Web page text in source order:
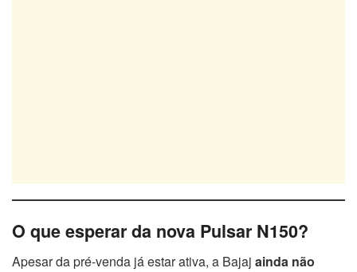
O que esperar da nova Pulsar N150?
Apesar da pré-venda já estar ativa, a Bajaj ainda não